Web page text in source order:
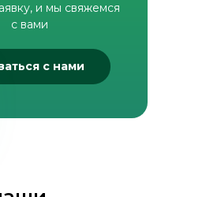
и мы свяжемся
с вами
с нами